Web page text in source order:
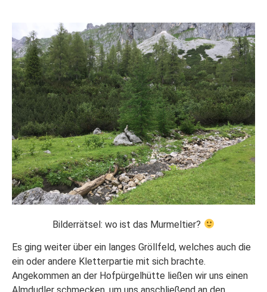
Bilderrätsel: wo ist das Murmeltier?
Es ging weiter über ein langes Gröllfeld, welches auch die
ein oder andere Kletterpartie mit sich brachte.
Angekommen an der Hofpürgelhütte ließen wir uns einen